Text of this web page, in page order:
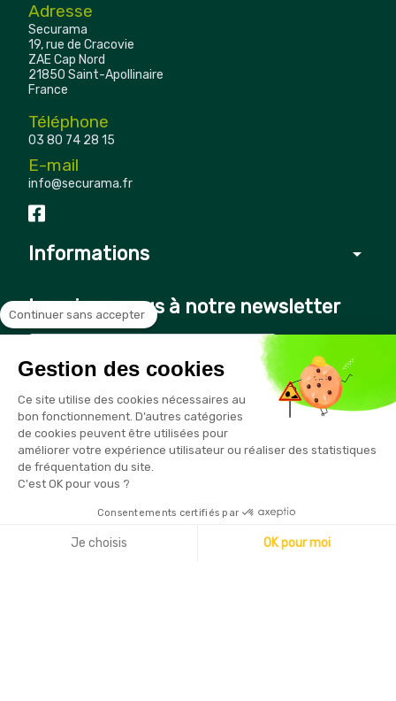
Adresse
Securama
19, rue de Cracovie
ZAE Cap Nord
21850 Saint-Apollinaire
France
Téléphone
03 80 74 28 15
E-mail
info@securama.fr
Informations arrow_drop_down
Inscrivez-vous à notre newsletter
Vous pouvez vous désinscrire à tout moment en cliquant sur le
lien présent dans nos emails
Copyright © 2026 - Sécurama
Continuer sans accepter
Gestion des cookies
Ce site utilise des cookies nécessaires au
bon fonctionnement. D’autres catégories
de cookies peuvent être utilisées pour
améliorer votre expérience utilisateur ou réaliser des statistiques
de fréquentation du site.
C'est OK pour vous ?
Consentements certifiés par
Je choisis OK pour moi